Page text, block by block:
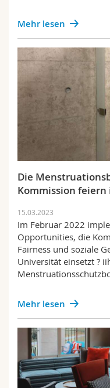
Mehr lesen
Die
Kommission
15.03.2023
Im Februar 2022
Opportunities, die
Fairness und soziale
Universität einsetzt ?
Mehr lesen